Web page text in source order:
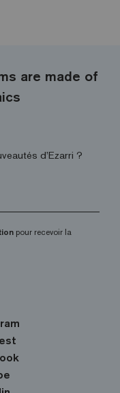
are made of
d’Ezarri ?
pour recevoir la